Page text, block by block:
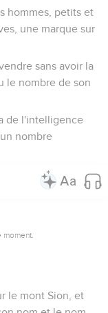
hommes, petits et
une marque sur
sans avoir la
le nombre de son
de l'intelligence
nombre
le mont Sion, et